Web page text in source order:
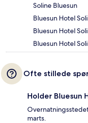
Soline Bluesun
Bluesun Hotel
Bluesun Hotel
Bluesun Hotel
Ofte stillede
Holder Bluesun
marts.